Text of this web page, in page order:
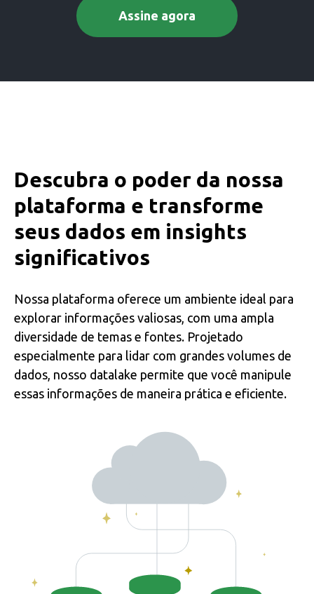
Assine agora
Descubra o poder da nossa
plataforma e transforme
seus dados em insights
significativos
Nossa plataforma oferece um ambiente ideal para
explorar informações valiosas, com uma ampla
diversidade de temas e fontes. Projetado
especialmente para lidar com grandes volumes de
dados, nosso datalake permite que você manipule
essas informações de maneira prática e eficiente.